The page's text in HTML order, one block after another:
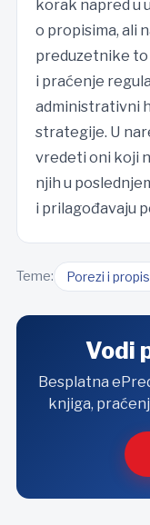
korak napred u
o propisima, ali
preduzetnike to
i praćenje
administrativni
strategije. U
vredeti oni koji
njih u
i prilagođavaju
Teme: Porezi i
Vodi
Besplatna
knjiga,